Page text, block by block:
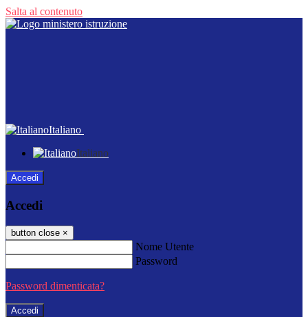
Salta al contenuto
Italiano
Italiano
Accedi
Accedi
button close ×
Nome Utente
Password
Password dimenticata?